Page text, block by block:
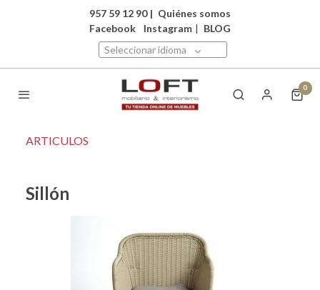
957 59 12 90 | Quiénes somos
Facebook
Instagram | BLOG
Seleccionar idioma
0
ARTICULOS
Sillón